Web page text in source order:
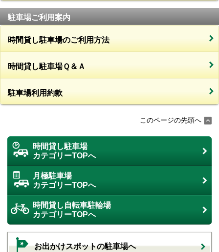
駐車場ご利用案内
時間貸し駐車場のご利用方法
時間貸し駐車場Ｑ＆Ａ
駐車場利用約款
このページの先頭へ
時間貸し駐車場
カテゴリーTOPへ
月極駐車場
カテゴリーTOPへ
時間貸し自転車駐輪場
カテゴリーTOPへ
お出かけスポットの駐車場へ